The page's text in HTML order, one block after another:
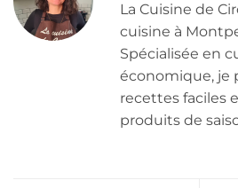
La Cuisine de
cuisine à
Spécialisée en
économique, je
recettes faciles
produits de